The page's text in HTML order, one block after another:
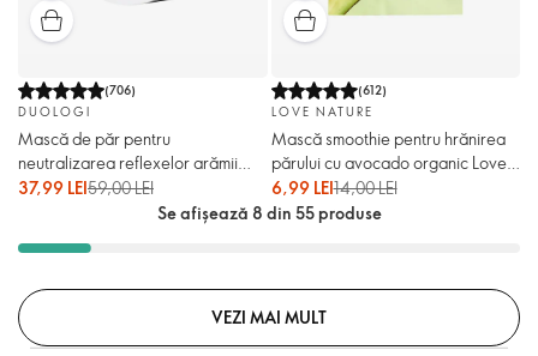
(706)
DUOLOGI
Mască de păr pentru
neutralizarea reflexelor arămii
DUOLOGI
37,99 LEI59,00 LEI
(612)
LOVE NATURE
Mască smoothie pentru hrănirea
părului cu avocado organic Love
Nature
6,99 LEI14,00 LEI
Se afișează 8 din 55 produse
VEZI MAI MULT